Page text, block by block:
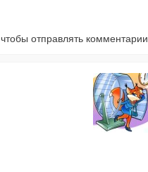
, чтобы отправлять комментарии